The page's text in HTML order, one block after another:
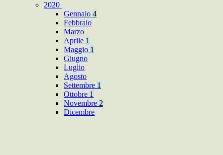
2020
Gennaio 4
Febbraio
Marzo
Aprile 1
Maggio 1
Giugno
Luglio
Agosto
Settembre 1
Ottobre 1
Novembre 2
Dicembre